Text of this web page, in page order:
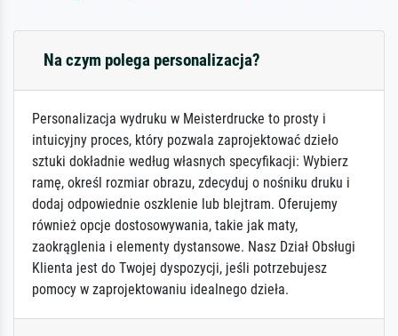
Na czym polega personalizacja?
Personalizacja wydruku w Meisterdrucke to prosty i
intuicyjny proces, który pozwala zaprojektować dzieło
sztuki dokładnie według własnych specyfikacji: Wybierz
ramę, określ rozmiar obrazu, zdecyduj o nośniku druku i
dodaj odpowiednie oszklenie lub blejtram. Oferujemy
również opcje dostosowywania, takie jak maty,
zaokrąglenia i elementy dystansowe. Nasz Dział Obsługi
Klienta jest do Twojej dyspozycji, jeśli potrzebujesz
pomocy w zaprojektowaniu idealnego dzieła.